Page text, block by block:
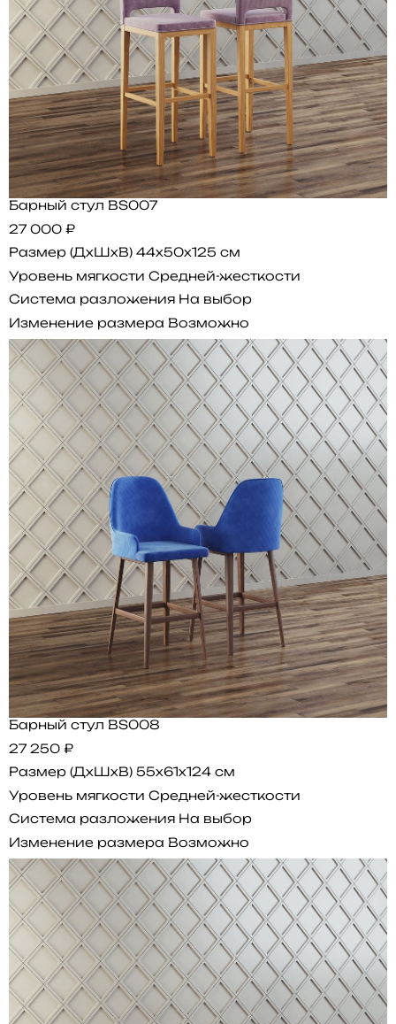
Барный стул BS007
27 000 ₽
Размер (ДхШхВ) 44x50x125 см
Уровень мягкости Средней-жесткости
Система разложения На выбор
Изменение размера Возможно
Барный стул BS008
27 250 ₽
Размер (ДхШхВ) 55x61x124 см
Уровень мягкости Средней-жесткости
Система разложения На выбор
Изменение размера Возможно